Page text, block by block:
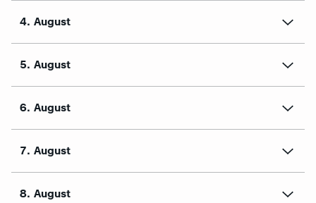
4. August
5. August
6. August
7. August
8. August